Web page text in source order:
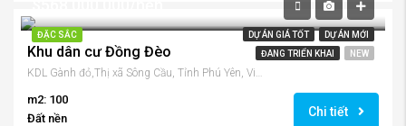
ĐẶC SẮC DỰ ÁN GIÁ TỐT
DỰ ÁN MỚI
ĐANG TRIỂN KHAI
NEW
Khu dân cư Đồng Đèo
KDL Gành đỏ,Thị xã Sông Cầu, Tỉnh Phú Yên, Việt Nam
m2: 100
Đất nền
Chi tiết